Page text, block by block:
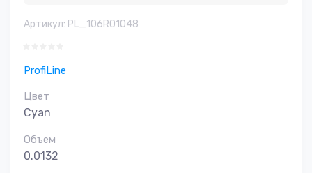
Артикул: PL_106R01048
ProfiLine
Цвет
Cyan
Объем
0.0132